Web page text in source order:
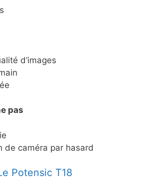
d’images
pas
de caméra par hasard
Potensic T18